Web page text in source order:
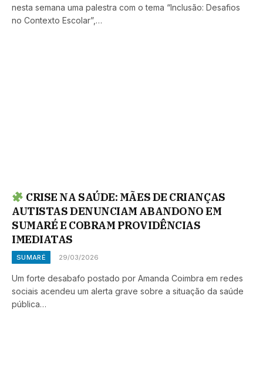
nesta semana uma palestra com o tema “Inclusão: Desafios
no Contexto Escolar”,…
CRISE NA SAÚDE: MÃES DE CRIANÇAS
AUTISTAS DENUNCIAM ABANDONO EM
SUMARÉ E COBRAM PROVIDÊNCIAS
IMEDIATAS
SUMARÉ 29/03/2026
Um forte desabafo postado por Amanda Coimbra em redes
sociais acendeu um alerta grave sobre a situação da saúde
pública…